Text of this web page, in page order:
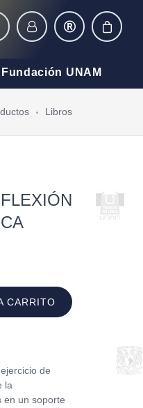
Fundación UNAM
Libros
CARRITO
de
la
en un soporte